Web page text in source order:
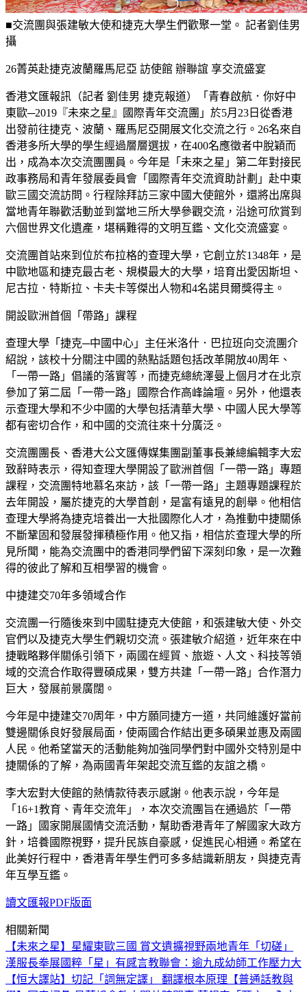
■交流團與張建敏大使和捷克大學生們歡聚一堂。 記者劉佳男
攝
26菁英赴捷克波蘭羅馬尼亞 訪使館 辦聯誼 享交流盛宴
香港文匯報訊（記者 劉佳男 捷克報道）「青春啟航．你好中
東歐─2019『未來之星』國際青年交流團」於5月23日從香港
出發前往捷克、波蘭、羅馬尼亞開展文化交流之行。26名來自
香港多所大學的學生經過層層選拔，在400名應徵者中脫穎而
出，成為本次交流團團員。今年是「未來之星」第二年對接民
政事務局和青年發展委員會「國際青年交流資助計劃」赴中東
歐三國交流訪問。行程除拜訪三家中國大使館外，還將出席與
當地青年聯歡活動並到當地三所大學參觀交流，沿途可欣賞到
六個世界文化遺產，堪稱難得的文明互鑑、文化交流盛宴。
交流團首站來到位於布拉格的查理大學，它創立於1348年，是
中歐地區和捷克最古老、規模最大的大學，培育出愛因斯坦、
尼古拉．特斯拉、卡夫卡等傑出人物和4名諾貝爾獎得主。
開設歐洲首個「帶路」課程
查理大學「捷克─中國中心」主任米洛什．巴拉班向交流團介
紹說，該校十分關注中國的熱點話題包括改革開放40周年、
「一帶一路」倡議的落實等，而捷克總統澤曼上個月才在北京
參加了第二屆「一帶一路」國際合作高峰論壇。另外，他還表
示查理大學和不少中國的大學包括清華大學、中國人民大學等
都有密切合作，和中國的交流往來十分廣泛。
交流團團長、香港大公文匯傳媒集團副董事長兼總編輯李大宏
致辭時表示，得知查理大學開設了歐洲首個「一帶一路」專題
課程，交流團特地慕名來訪，該「一帶一路」主題專題課程於
去年開設，屬於捷克的大學首創，是富有遠見的創舉。他相信
查理大學將為捷克培養出一大批國際化人才，為推動中捷關係
不斷鞏固和發展發揮積極作用。他又指，相信於查理大學的所
見所聞，能為交流團中的香港同學們留下深刻印象，是一次難
得的彼此了解和互相學習的機會。
中捷建交70年多領域合作
交流團一行隨後來到中國駐捷克大使館，和張建敏大使、外交
官們以及捷克大學生們親切交流。張建敏介紹道，近年來在中
捷戰略夥伴關係引領下，兩國在經貿、旅遊、人文、科技等領
域的交流合作取得豐碩成果，雙方共建「一帶一路」合作潛力
巨大，發展前景廣闊。
今年是中捷建交70周年，中方願同捷方一道，共同維護好當前
雙邊關係良好發展局面，使兩國合作結出更多碩果並惠及兩國
人民。他希望當天的活動能夠加強同學們對中國外交特別是中
捷關係的了解，為兩國青年架起交流互鑑的友誼之橋。
李大宏對大使館的熱情款待表示感謝。他表示說，今年是
「16+1教育、青年交流年」，本次交流團旨在通過於「一帶
一路」國家開展國情交流活動，幫助香港青年了解國家大政方
針，培養國際視野，提升民族自豪感，促進民心相通。希望在
此美好行程中，香港青年學生們可多多結識新朋友，與捷克青
年互學互鑑。
讀文匯報PDF版面
相關新聞
【未來之星】星耀東歐三國 賞文遺擴視野兩地青年「切磋」
漢服長拳展國粹 「星」有感言教聯會：逾九成幼師工作壓力大
【恒大譯站】切記「詞無定譯」 翻譯根本原理 【普通話教與